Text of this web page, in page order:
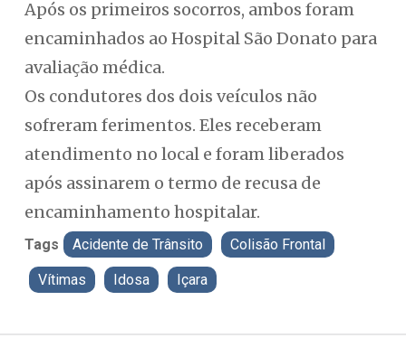
Após os primeiros socorros, ambos foram
encaminhados ao Hospital São Donato para
avaliação médica.
Os condutores dos dois veículos não
sofreram ferimentos. Eles receberam
atendimento no local e foram liberados
após assinarem o termo de recusa de
encaminhamento hospitalar.
Tags Acidente de Trânsito Colisão Frontal
Vítimas Idosa Içara